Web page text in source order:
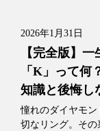
2026年1月31日
【完全版】
「K」って何
知識と後悔し
憧れのダイヤモ
切なリング。そ